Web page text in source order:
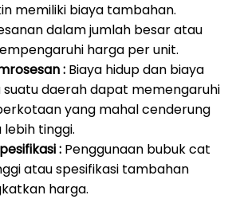
memiliki biaya tambahan.
dalam jumlah besar atau
harga per unit.
: Biaya hidup dan biaya
suatu daerah dapat memengaruhi
yang mahal cenderung
tinggi.
: Penggunaan bubuk cat
atau spesifikasi tambahan
harga.